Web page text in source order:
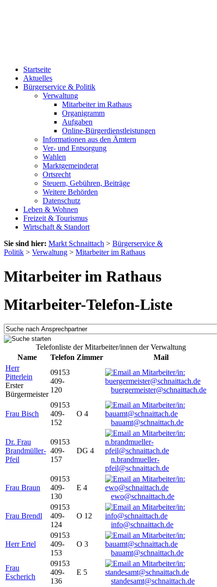
Startseite
Aktuelles
Bürgerservice & Politik
Verwaltung
Mitarbeiter im Rathaus
Organigramm
Aufgaben
Online-Bürgerdienstleistungen
Informationen aus den Ämtern
Ver- und Entsorgung
Wahlen
Marktgemeinderat
Ortsrecht
Steuern, Gebühren, Beiträge
Weitere Behörden
Datenschutz
Leben & Wohnen
Freizeit & Tourismus
Wirtschaft & Standort
Sie sind hier: Markt Schnaittach > Bürgerservice &
Politik > Verwaltung > Mitarbeiter im Rathaus
Mitarbeiter im Rathaus
Mitarbeiter-Telefon-Liste
Telefonliste der Mitarbeiter/innen der Verwaltung
Name
Telefon Zimmer
Mail
Herr
Pitterlein
Erster
Bürgermeister
09153
409-
120
buergermeister@schnaittach.de
Frau Bisch
09153
409-
152
O 4
bauamt@schnaittach.de
Dr. Frau
Brandmüller-
Pfeil
09153
409-
157
DG 4
n.brandmueller-
pfeil@schnaittach.de
Frau Braun
09153
409-
130
E 4
ewo@schnaittach.de
Frau Brendl
09153
409-
124
O 12
info@schnaittach.de
Herr Ertel
09153
409-
153
O 3
bauamt@schnaittach.de
Frau
Escherich
09153
409-
136
E 5
standesamt@schnaittach.de